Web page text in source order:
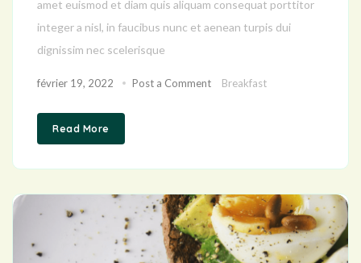
amet euismod et diam quis aliquam consequat porttitor
integer a nisl, in faucibus nunc et aenean turpis dui
dignissim nec scelerisque
février 19, 2022 Post a Comment Breakfast
Read More